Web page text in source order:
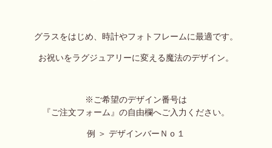
グラスをはじめ、時計やフォトフレームに最適です。
お祝いをラグジュアリーに変える魔法のデザイン。
※ご希望のデザイン番号は
『ご注文フォーム』の自由欄へご入力ください。
例 ＞ デザインバーＮｏ１